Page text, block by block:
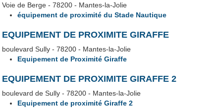
Voie de Berge - 78200 - Mantes-la-Jolie
équipement de proximité du Stade Nautique
EQUIPEMENT DE PROXIMITE GIRAFFE
boulevard Sully - 78200 - Mantes-la-Jolie
Equipement de Proximité Giraffe
EQUIPEMENT DE PROXIMITE GIRAFFE 2
boulevard de Sully - 78200 - Mantes-la-Jolie
Equipement de proximité Giraffe 2